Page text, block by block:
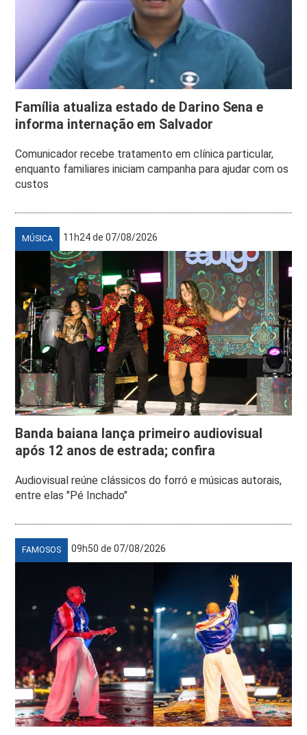
Família atualiza estado de Darino Sena e
informa internação em Salvador
Comunicador recebe tratamento em clínica particular,
enquanto familiares iniciam campanha para ajudar com os
custos
MÚSICA 11h24 de 07/08/2026
Banda baiana lança primeiro audiovisual
após 12 anos de estrada; confira
Audiovisual reúne clássicos do forró e músicas autorais,
entre elas "Pé Inchado"
FAMOSOS 09h50 de 07/08/2026